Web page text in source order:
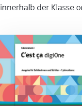
innerhalb der Klasse